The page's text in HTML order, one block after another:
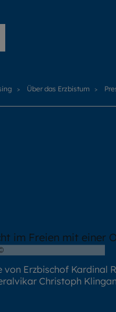
Über das Erzbistum
von Erzbischof Kardinal
Christoph